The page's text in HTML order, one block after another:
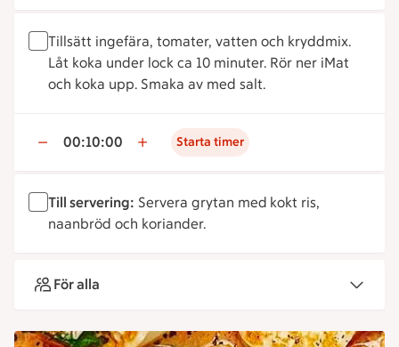
Tillsätt ingefära, tomater, vatten och kryddmix.
Låt koka under lock ca 10 minuter. Rör ner iMat
och koka upp. Smaka av med salt.
00:10:00 Starta timer
Till servering: Servera grytan med kokt ris,
naanbröd och koriander.
För alla